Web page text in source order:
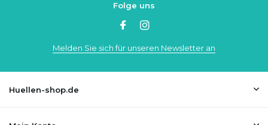
Folge uns
Melden Sie sich für unseren Newsletter an
Huellen-shop.de